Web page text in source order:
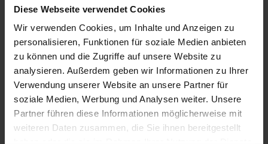
Diese Webseite verwendet Cookies
Wir verwenden Cookies, um Inhalte und Anzeigen zu
personalisieren, Funktionen für soziale Medien anbieten
zu können und die Zugriffe auf unsere Website zu
analysieren. Außerdem geben wir Informationen zu Ihrer
Verwendung unserer Website an unsere Partner für
soziale Medien, Werbung und Analysen weiter. Unsere
Partner führen diese Informationen möglicherweise mit
weiteren Daten zusammen, die Sie ihnen bereitgestellt
23 dec. 2027 180Nachten Geen alternatieven
Buitenhut van
€ 32.499
Balkonhutvan
€ 50.999
Suite van
€ 79.999 p.p.
Alleen Cruise
Wereldreizen vanaf Hamburg, Duitsland met